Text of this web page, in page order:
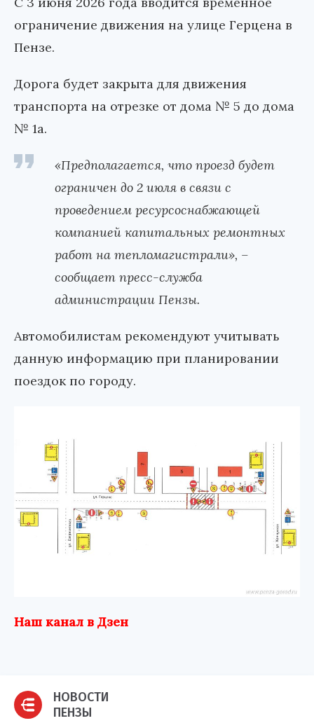
ограничение движения на улице Герцена в
Пензе.
Дорога будет закрыта для движения
транспорта на отрезке от дома № 5 до дома
№ 1а.
«Предполагается, что проезд будет
ограничен до 2 июля в связи с
проведением ресурсоснабжающей
компанией капитальных ремонтных
работ на тепломагистрали», –
сообщает пресс-служба
администрации Пензы.
Автомобилистам рекомендуют учитывать
данную информацию при планировании
поездок по городу.
Наш канал в Дзен
НОВОСТИ
ПЕНЗЫ